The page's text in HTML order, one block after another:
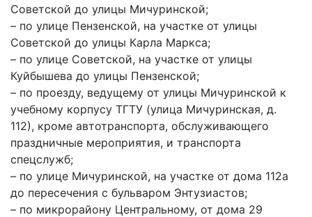
Советской до улицы Мичуринской;
– по улице Пензенской, на участке от улицы
Советской до улицы Карла Маркса;
– по улице Советской, на участке от улицы
Куйбышева до улицы Пензенской;
– по проезду, ведущему от улицы Мичуринской к
учебному корпусу ТГТУ (улица Мичуринская, д.
112), кроме автотранспорта, обслуживающего
праздничные мероприятия, и транспорта
спецслужб;
– по улице Мичуринской, на участке от дома 112а
до пересечения с бульваром Энтузиастов;
– по микрорайону Центральному, от дома 29